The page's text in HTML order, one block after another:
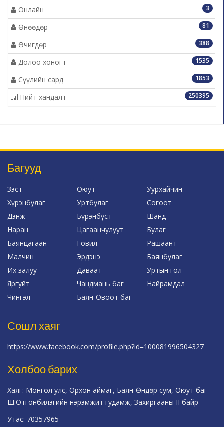
3
Онлайн
81
Өнөөдөр
388
Өчигдөр
1535
Долоо хоногт
1853
Сүүлийн сард
250395
Нийт хандалт
Багууд
Зэст Оюут
Уурхайчин
Хүрэнбулаг
Уртбулаг
Согоот
Дэнж
Бүрэнбүст
Шанд
Наран
Цагаанчулуут
Булаг
Баянцагаан
Говил
Рашаант
Малчин
Эрдэнэ
Баянбулаг
Их залуу
Даваат
Уртын гол
Яргуйт
Чандмань баг
Найрамдал
Чингэл
Баян-Овоот баг
Сошл хаяг
https://www.facebook.com/profile.php?id=100081996504327
Холбоо барих
Хаяг: Монгол улс, Орхон аймаг, Баян-Өндөр сум, Оюут баг
Ш.Отгонбилэгийн нэрэмжит гудамж, Захиргааны II байр
Утас: 70357965